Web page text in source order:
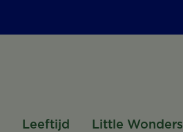
Leeftijd Little Wonders